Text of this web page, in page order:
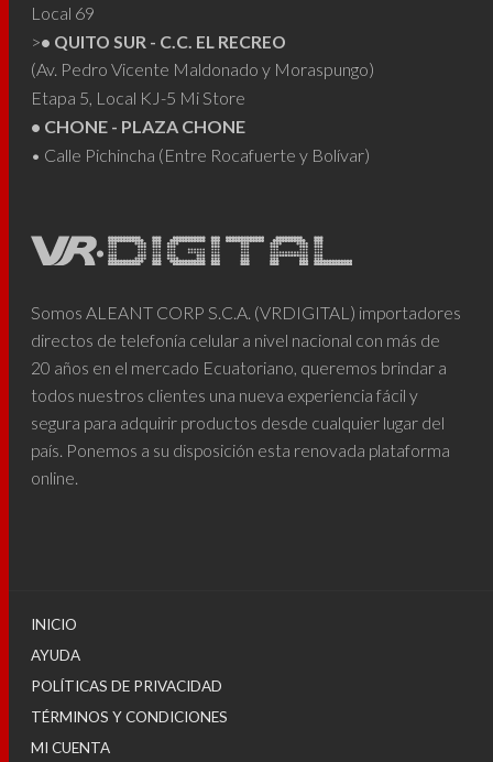
Local 69
>• QUITO SUR - C.C. EL RECREO
(Av. Pedro Vicente Maldonado y Moraspungo)
Etapa 5, Local KJ-5 Mi Store
• CHONE - PLAZA CHONE
• Calle Pichincha (Entre Rocafuerte y Bolívar)
Somos ALEANT CORP S.C.A. (VRDIGITAL) importadores
directos de telefonía celular a nivel nacional con más de
20 años en el mercado Ecuatoriano, queremos brindar a
todos nuestros clientes una nueva experiencia fácil y
segura para adquirir productos desde cualquier lugar del
país. Ponemos a su disposición esta renovada plataforma
online.
INICIO
AYUDA
POLÍTICAS DE PRIVACIDAD
TÉRMINOS Y CONDICIONES
MI CUENTA